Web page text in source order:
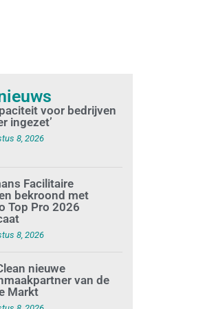
voor bedrijven
ingezet’
8, 2026
Facilitaire
bekroond met
Top Pro 2026
8, 2026
nieuwe
van de
Markt